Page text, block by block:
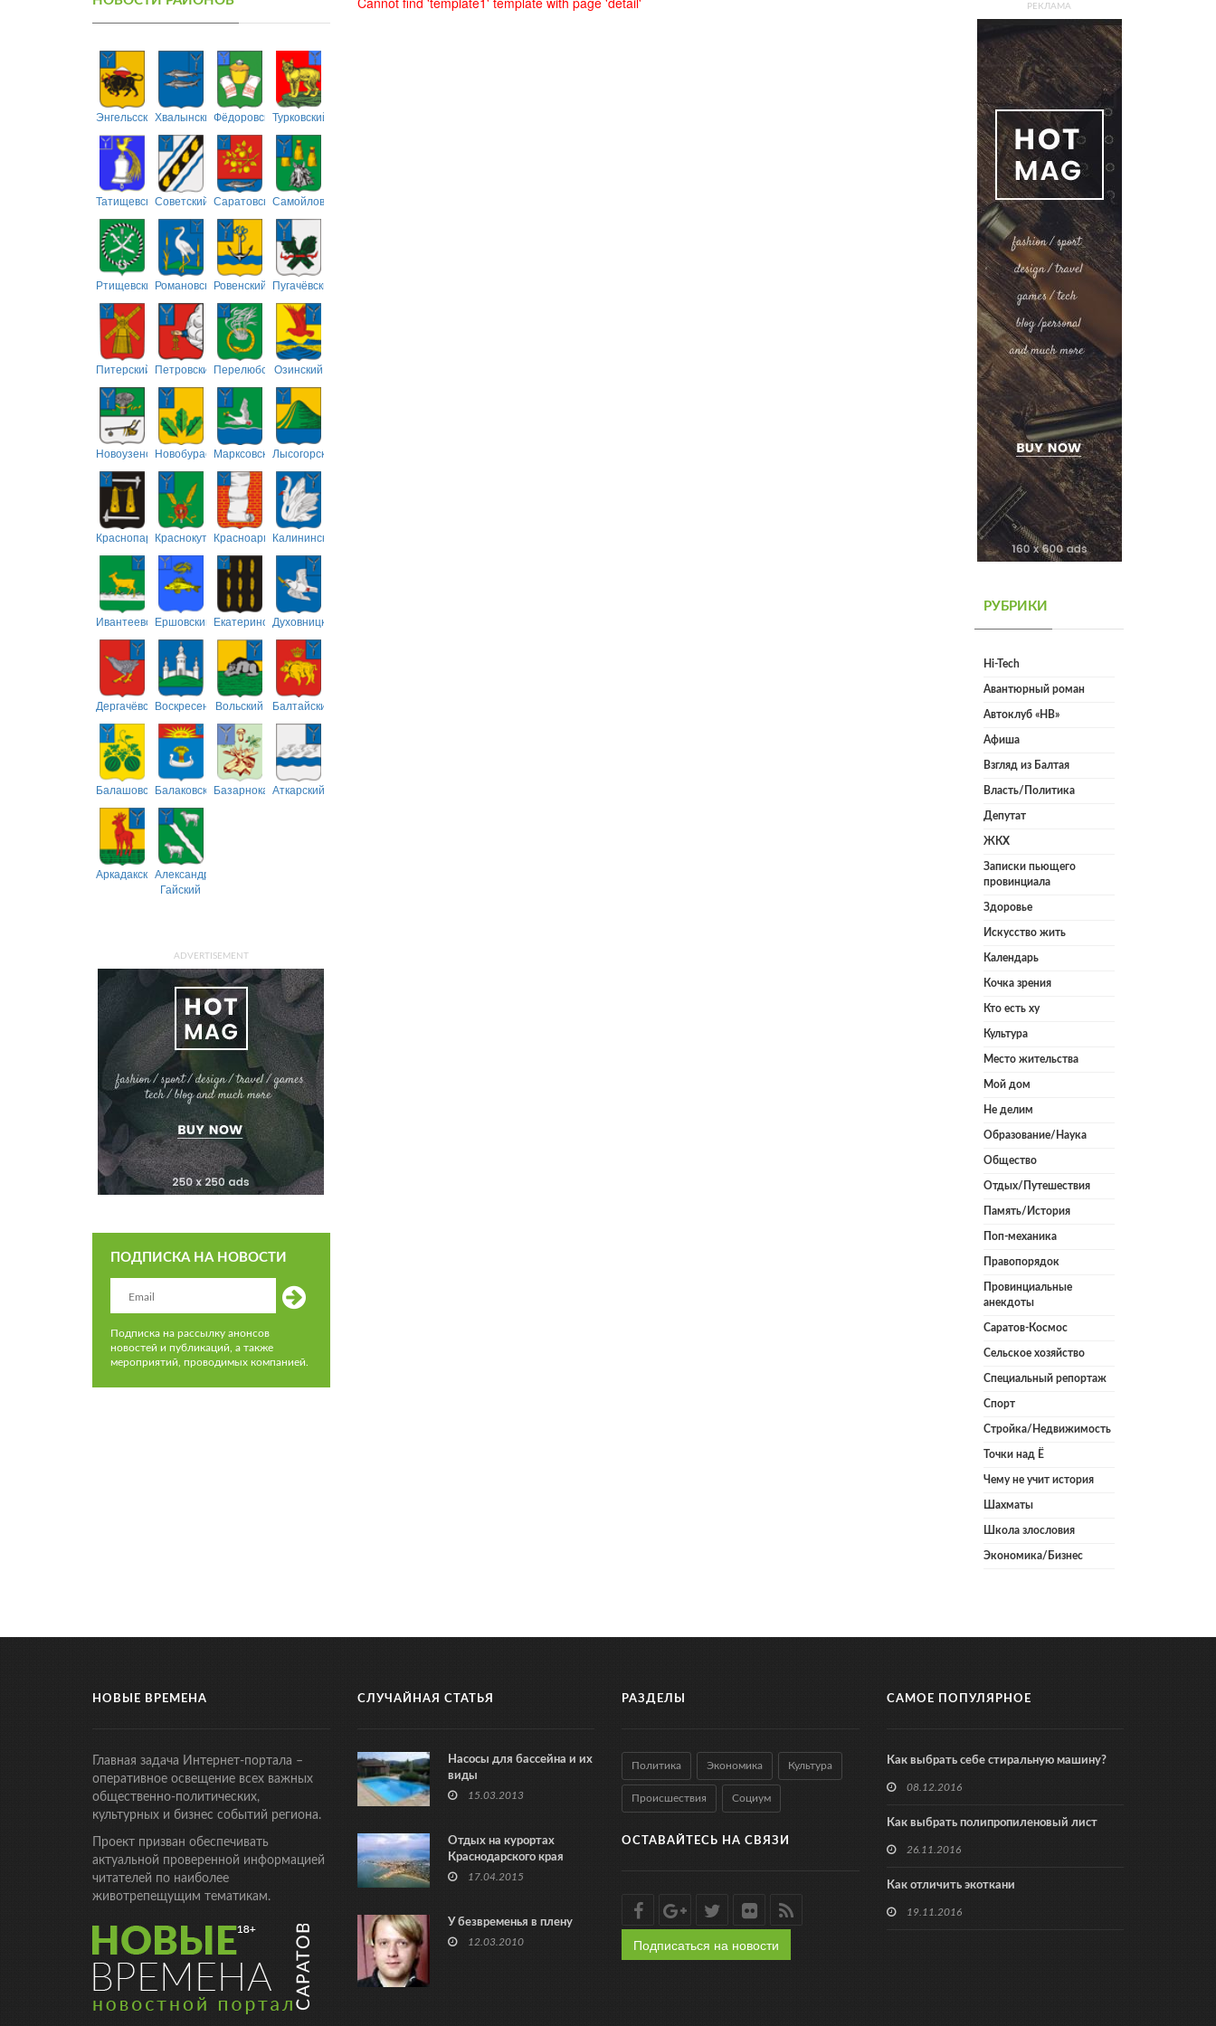
ЭнгельсскийХвалынскийФёдоровскийТурковский
ТатищевскийСоветский СаратовскийСамойловский
РтищевскийРомановскийРовенский Пугачёвский
Питерский ПетровскийПерелюбскийОзинский
НовоузенскийНовобурасскийМарксовскийЛысогорский
Краснопартизанский
КраснокутскийКрасноармейский
Калининский
ИвантеевскийЕршовский ЕкатериновскийДуховницкий
ДергачёвскийВоскресенскийВольский Балтайский
БалашовскийБалаковскийБазарнокарабулакский
Аткарский
АркадакскийАлександрово-
Гайский
ADVERTISEMENT
ПОДПИСКА НА НОВОСТИ
Подписка на рассылку анонсов
новостей и публикаций, а также
мероприятий, проводимых компанией.
РЕКЛАМА
РУБРИКИ
Hi-Tech
Авантюрный роман
Автоклуб «НВ»
Афиша
Взгляд из Балтая
Власть/Политика
Депутат
ЖКХ
Записки пьющего
провинциала
Здоровье
Искусство жить
Календарь
Кочка зрения
Кто есть ху
Культура
Место жительства
Мой дом
Не делим
Образование/Наука
Общество
Отдых/Путешествия
Память/История
Поп-механика
Правопорядок
Провинциальные
анекдоты
Саратов-Космос
Сельское хозяйство
Специальный репортаж
Спорт
Стройка/Недвижимость
Точки над Ё
Чему не учит история
Шахматы
Школа злословия
Экономика/Бизнес
НОВЫЕ ВРЕМЕНА
Главная задача Интернет-портала –
оперативное освещение всех важных
общественно-политических,
культурных и бизнес событий региона.
Проект призван обеспечивать
актуальной проверенной информацией
читателей по наиболее
животрепещущим тематикам.
СЛУЧАЙНАЯ СТАТЬЯ
Насосы для бассейна и их
виды
15.03.2013
Отдых на курортах
Краснодарского края
17.04.2015
У безвременья в плену
12.03.2010
РАЗДЕЛЫ
Политика Экономика Культура
Происшествия Социум
ОСТАВАЙТЕСЬ НА СВЯЗИ
Подписаться на новости
САМОЕ ПОПУЛЯРНОЕ
Как выбрать себе стиральную машину?
08.12.2016
Как выбрать полипропиленовый лист
26.11.2016
Как отличить экоткани
19.11.2016